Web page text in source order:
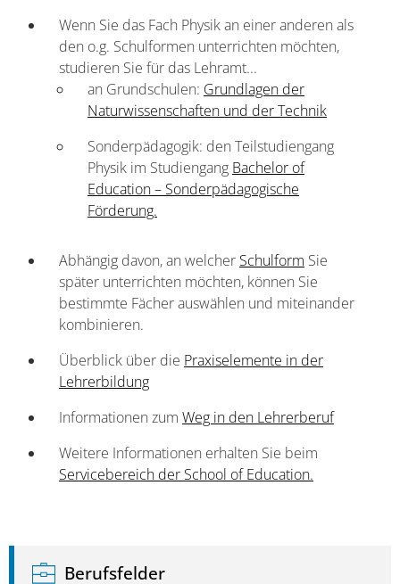
Wenn Sie das Fach Physik an einer anderen als
den o.g. Schulformen unterrichten möchten,
studieren Sie für das Lehramt...
an Grundschulen: Grundlagen der
Naturwissenschaften und der Technik
Sonderpädagogik: den Teilstudiengang
Physik im Studiengang Bachelor of
Education – Sonderpädagogische
Förderung.
Abhängig davon, an welcher Schulform Sie
später unterrichten möchten, können Sie
bestimmte Fächer auswählen und miteinander
kombinieren.
Überblick über die Praxiselemente in der
Lehrerbildung
Informationen zum Weg in den Lehrerberuf
Weitere Informationen erhalten Sie beim
Servicebereich der School of Education.
Berufsfelder